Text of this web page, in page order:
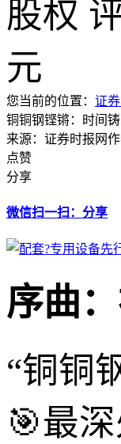
您当前的位置： 证
铜铜钢铿锵：时间
来源：证券时报网
点赞
分享
微信扫一扫：分享
序曲
“铜铜
🎯最